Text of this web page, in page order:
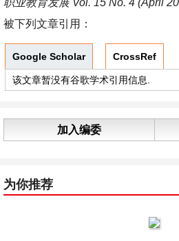
职业教育发展 Vol. 15 No. 4 (April
被下列文章引用：
Google Scholar CrossRef
该文章暂没有谷歌学术引用信息.
加入编委
为你推荐